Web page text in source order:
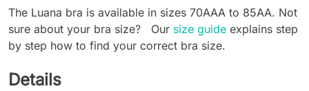
The Luana bra is available in sizes 70AAA to 85AA. Not
sure about your bra size? Our size guide explains step
by step how to find your correct bra size.
Details